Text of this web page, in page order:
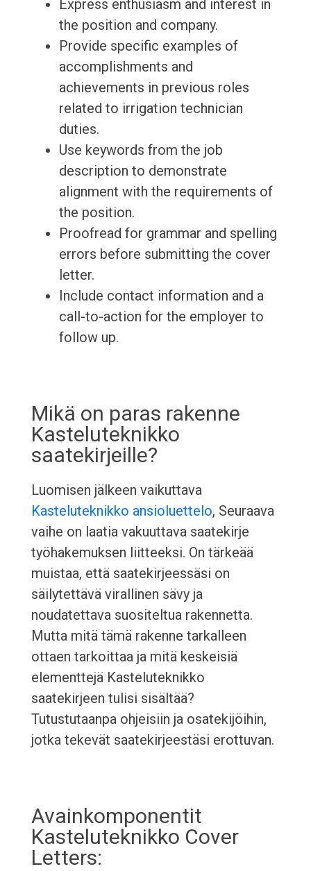
Express enthusiasm and interest in
the position and company.
Provide specific examples of
accomplishments and
achievements in previous roles
related to irrigation technician
duties.
Use keywords from the job
description to demonstrate
alignment with the requirements of
the position.
Proofread for grammar and spelling
errors before submitting the cover
letter.
Include contact information and a
call-to-action for the employer to
follow up.
Mikä on paras rakenne
Kasteluteknikko
saatekirjeille?
Luomisen jälkeen vaikuttava
Kasteluteknikko ansioluettelo, Seuraava
vaihe on laatia vakuuttava saatekirje
työhakemuksen liitteeksi. On tärkeää
muistaa, että saatekirjeessäsi on
säilytettävä virallinen sävy ja
noudatettava suositeltua rakennetta.
Mutta mitä tämä rakenne tarkalleen
ottaen tarkoittaa ja mitä keskeisiä
elementtejä Kasteluteknikko
saatekirjeen tulisi sisältää?
Tutustutaanpa ohjeisiin ja osatekijöihin,
jotka tekevät saatekirjeestäsi erottuvan.
Avainkomponentit
Kasteluteknikko Cover
Letters: